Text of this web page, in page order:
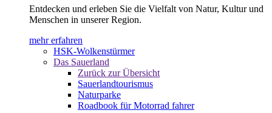
Entdecken und erleben Sie die Vielfalt von Natur, Kultur und
Menschen in unserer Region.
mehr erfahren
HSK-Wolkenstürmer
Das Sauerland
Zurück zur Übersicht
Sauerlandtourismus
Naturparke
Roadbook für Motorrad fahrer